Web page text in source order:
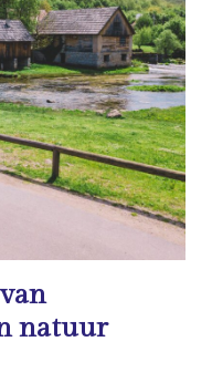
natuur